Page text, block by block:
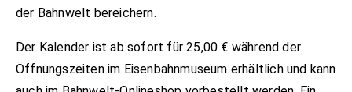
der Bahnwelt bereichern.
Der Kalender ist ab sofort für 25,00 € während der
Öffnungszeiten im Eisenbahnmuseum erhältlich und kann